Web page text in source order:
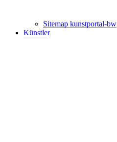
Sitemap kunstportal-bw
Künstler